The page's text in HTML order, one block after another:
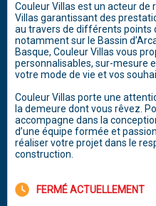
Couleur Villas est un acteur
Villas garantissant des
au travers de différents points
notamment sur le Bassin
Basque, Couleur Villas vous
personnalisables, sur-mesure
votre mode de vie et vos
Couleur Villas porte une
la demeure dont vous rêvez.
accompagne dans la
d’une équipe formée et
réaliser votre projet dans le
construction.
FERMÉ ACTUELLEMENT